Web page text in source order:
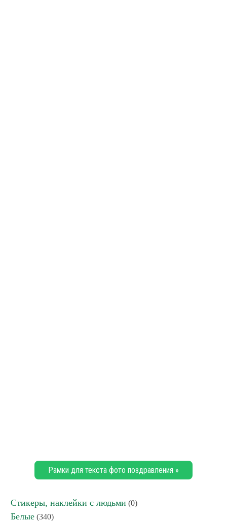
Рамки для текста фото поздравления »
Стикеры, наклейки с людьми (0)
Белые (340)